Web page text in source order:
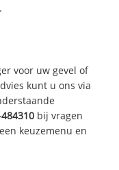
voor uw gevel of
kunt u ons via
bij vragen
keuzemenu en